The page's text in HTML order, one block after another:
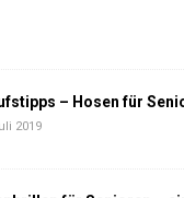
– Hosen für
2019